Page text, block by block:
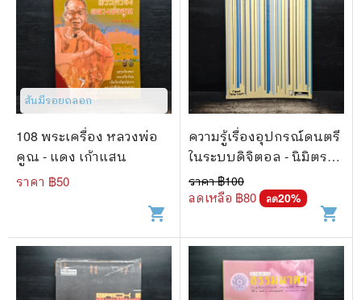
สันมีรอยถลอก
108 พระเครื่อง หลวงพ่อ
คูณ - แดง เก้าแสน
ราคา ฿50
shopping_cart
ความรู้เรื่องอุปกรณ์ดนตรี
ในระบบดิจิตอล - นิมิตร
จิตรานนท์
ราคา ฿100
ลดเหลือ ฿80 ลด20%
shopping_cart